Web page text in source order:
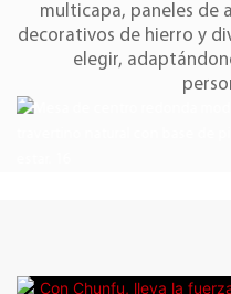
multicapa, paneles de
decorativos de hierro y
elegir,